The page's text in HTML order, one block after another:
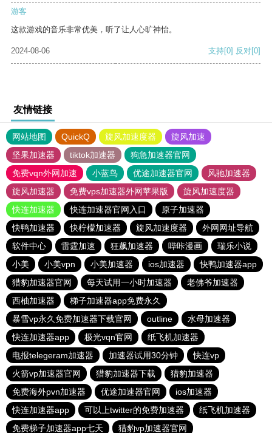
游客
这款游戏的音乐非常优美，听了让人心旷神怡。
2024-08-06 支持[0] 反对[0]
友情链接
网站地图 QuickQ 旋风加速度器
旋风加速
坚果加速器
tiktok加速器
狗急加速器官网
免费vqn外网加速
小蓝鸟 优途加速器官网
风驰加速器
旋风加速器
免费vps加速器外网苹果版
旋风加速度器
快连加速器
快连加速器官网入口
原子加速器
快鸭加速器
快柠檬加速器 旋风加速度器
外网网址导航
软件中心
雷霆加速 狂飙加速器 哔咔漫画
瑞乐小说
小美
小美vpn 小美加速器 ios加速器
快鸭加速器app
猎豹加速器官网
每天试用一小时加速器
老佛爷加速器
西柚加速器
梯子加速器app免费永久
暴雪vp永久免费加速器下载官网
outline
水母加速器
快连加速器app
极光vqn官网
纸飞机加速器
电报telegeram加速器
加速器试用30分钟
快连vp
火箭vp加速器官网
猎豹加速器下载
猎豹加速器
免费海外pvn加速器
优途加速器官网
ios加速器
快连加速器app
可以上twitter的免费加速器
纸飞机加速器
免费梯子加速器app七天
猎豹vp加速器官网